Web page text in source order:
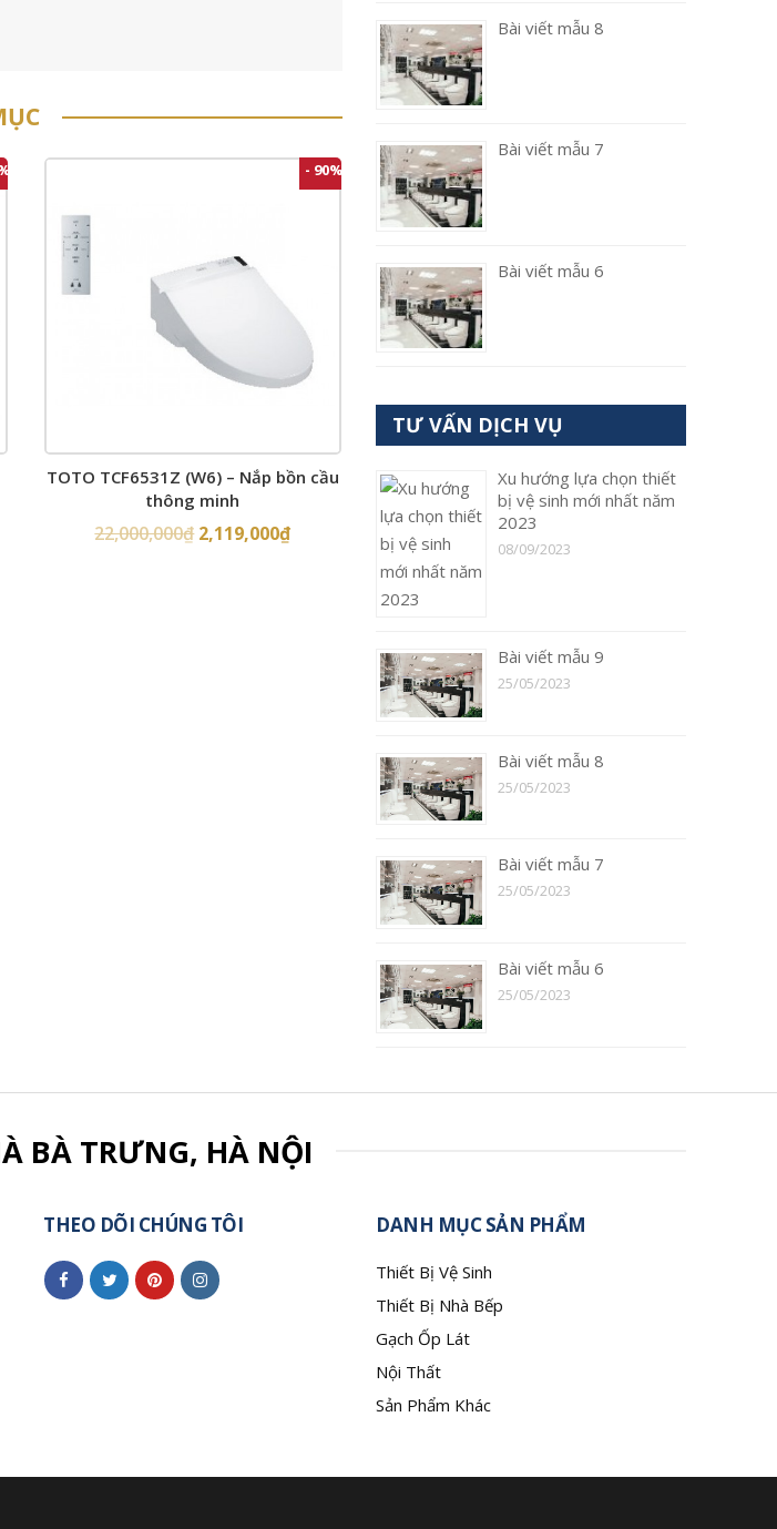
- 90%
TOTO TCF6531Z (W6) – Nắp bồn cầu
thông minh
22,000,000₫ 2,119,000₫
Bài viết mẫu 8
Bài viết mẫu 7
Bài viết mẫu 6
TƯ VẤN DỊCH VỤ
Xu hướng lựa chọn thiết
bị vệ sinh mới nhất năm
2023
08/09/2023
Bài viết mẫu 9
25/05/2023
Bài viết mẫu 8
25/05/2023
Bài viết mẫu 7
25/05/2023
Bài viết mẫu 6
25/05/2023
BÀ TRƯNG, HÀ NỘI
THEO DÕI CHÚNG TÔI DANH MỤC SẢN PHẨM
Thiết Bị Vệ Sinh
Thiết Bị Nhà Bếp
Gạch Ốp Lát
Nội Thất
Sản Phẩm Khác